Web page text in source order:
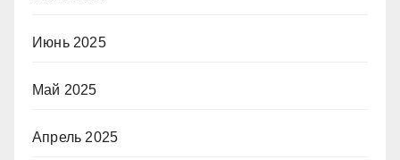
Июнь 2025
Май 2025
Апрель 2025